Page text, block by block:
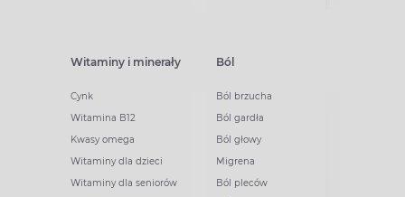
Witaminy i minerały
Cynk
Witamina B12
Kwasy omega
Witaminy dla dzieci
Witaminy dla seniorów
Ból
Ból brzucha
Ból gardła
Ból głowy
Migrena
Ból pleców